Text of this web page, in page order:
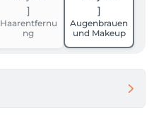
Haarentfernu
ng
Augenbrauen
und Makeup